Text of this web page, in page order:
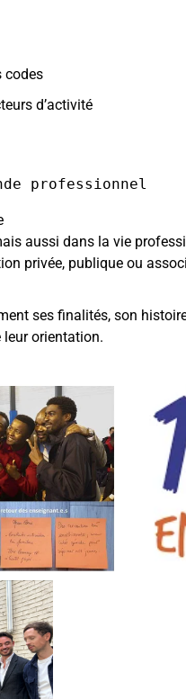
codes
d’activité
aussi dans la vie
privée, publique ou
ses finalités, son
orientation.